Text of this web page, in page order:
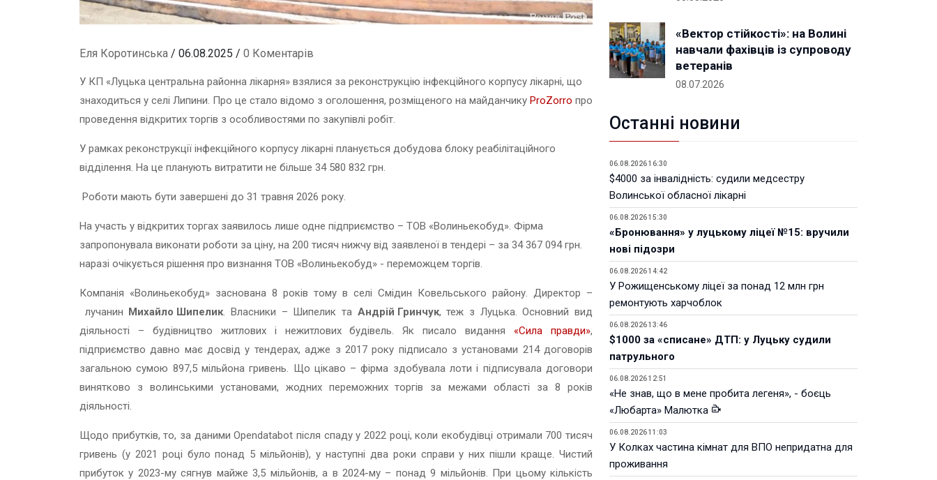
Еля Коротинська / 06.08.2025 / 0 Коментарів
У КП «Луцька центральна районна лікарня» взялися за реконструкцію інфекційного корпусу лікарні, що
знаходиться у селі Липини. Про це стало відомо з оголошення, розміщеного на майданчику ProZorro про
проведення відкритих торгів з особливостями по закупівлі робіт.
У рамках реконструкції інфекційного корпусу лікарні планується добудова блоку реабілітаційного
відділення. На це планують витратити не більше 34 580 832 грн.
Роботи мають бути завершені до 31 травня 2026 року.
На участь у відкритих торгах заявилось лише одне підприємство – ТОВ «Волиньекобуд». Фірма
запропонувала виконати роботи за ціну, на 200 тисяч нижчу від заявленої в тендері – за 34 367 094 грн.
наразі очікується рішення про визнання ТОВ «Волиньекобуд» - переможцем торгів.
Компанія «Волиньекобуд» заснована 8 років тому в селі Смідин Ковельського району. Директор –
лучанин Михайло Шипелик. Власники – Шипелик та Андрій Гринчук, теж з Луцька. Основний вид
діяльності – будівництво житлових і нежитлових будівель. Як писало видання «Сила правди»,
підприємство давно має досвід у тендерах, адже з 2017 року підписало з установами 214 договорів
загальною сумою 897,5 мільйона гривень. Що цікаво – фірма здобувала лоти і підписувала договори
винятково з волинськими установами, жодних переможних торгів за межами області за 8 років
діяльності.
Щодо прибутків, то, за даними Оpendatabot після спаду у 2022 році, коли екобудівці отримали 700 тисяч
гривень (у 2021 році було понад 5 мільйонів), у наступні два роки справи у них пішли краще. Чистий
прибуток у 2023-му сягнув майже 3,5 мільйонів, а в 2024-му – понад 9 мільйонів. При цьому кількість
«Вектор стійкості»: на Волині
навчали фахівців із супроводу
ветеранів
08.07.2026
Останні новини
06.08.2026 16:30
$4000 за інвалідність: судили медсестру
Волинської обласної лікарні
06.08.2026 15:30
«Бронювання» у луцькому ліцеї №15: вручили
нові підозри
06.08.2026 14:42
У Рожищенському ліцеї за понад 12 млн грн
ремонтують харчоблок
06.08.2026 13:46
$1000 за «списане» ДТП: у Луцьку судили
патрульного
06.08.2026 12:51
«Не знав, що в мене пробита легеня», - боєць
«Любарта» Малютка
06.08.2026 11:03
У Колках частина кімнат для ВПО непридатна для
проживання